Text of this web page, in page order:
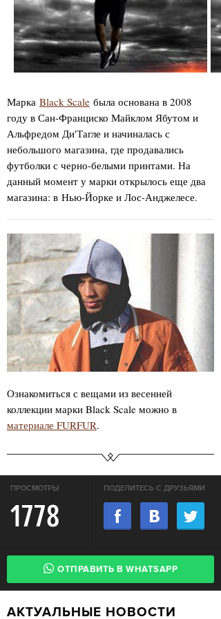
Марка Black Scale была основана в 2008
году в Сан-Франциско Майклом Ябутом и
Альфредом Ди'Тагле и начиналась с
небольшого магазина, где продавались
футболки с черно-белыми принтами. На
данный момент у марки открылось еще два
магазина: в Нью-Йорке и Лос-Анджелесе.
Ознакомиться с вещами из весенней
коллекции марки Black Scale можно в
материале FURFUR.
ПРОСМОТРЫ
1778
ПОДЕЛИТЕСЬ С ДРУЗЬЯМИ
ОТПРАВИТЬ В WHATSAPP
АКТУАЛЬНЫЕ НОВОСТИ